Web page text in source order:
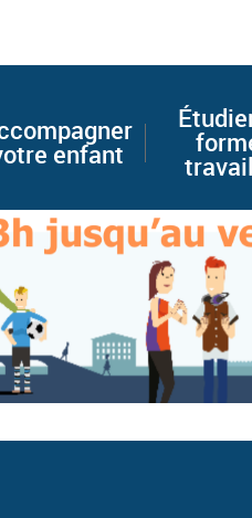
enfant